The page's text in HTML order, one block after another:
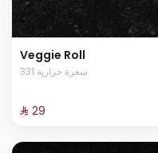
Veggie Roll
331 سعرة حرارية
⁨⁦‪‬ 29⁩